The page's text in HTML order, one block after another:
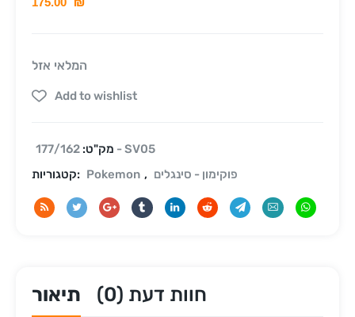
המלאי אזל
Add to wishlist
מק"ט: 177/162 - SV05
קטגוריות: Pokemon , פוקימון - סינגלים
תיאור חוות דעת (0)